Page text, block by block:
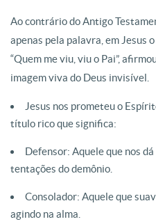
Ao contrário do Antigo
apenas pela palavra, em Jesus o
“Quem me viu, viu o Pai”,
imagem viva do Deus invisível.
Jesus nos prometeu o
título rico que significa:
Defensor: Aquele que nos
tentações do demônio.
Consolador: Aquele que
agindo na alma.